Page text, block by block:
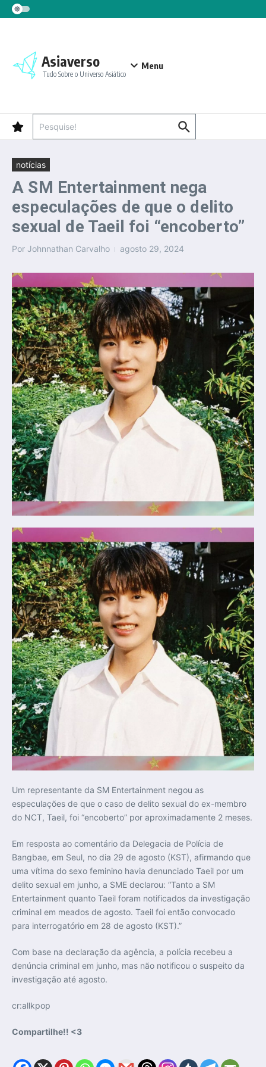
Ir para o conteúdo
Asiaverso
Tudo Sobre o Universo Asiático
Menu
notícias
A SM Entertainment nega
especulações de que o delito
sexual de Taeil foi “encoberto”
Por Johnnathan Carvalho agosto 29, 2024
Um representante da SM Entertainment negou as
especulações de que o caso de delito sexual do ex-membro
do NCT, Taeil, foi “encoberto” por aproximadamente 2 meses.
Em resposta ao comentário da Delegacia de Polícia de
Bangbae, em Seul, no dia 29 de agosto (KST), afirmando que
uma vítima do sexo feminino havia denunciado Taeil por um
delito sexual em junho, a SME declarou: “Tanto a SM
Entertainment quanto Taeil foram notificados da investigação
criminal em meados de agosto. Taeil foi então convocado
para interrogatório em 28 de agosto (KST).”
Com base na declaração da agência, a polícia recebeu a
denúncia criminal em junho, mas não notificou o suspeito da
investigação até agosto.
cr:allkpop
Compartilhe!! <3